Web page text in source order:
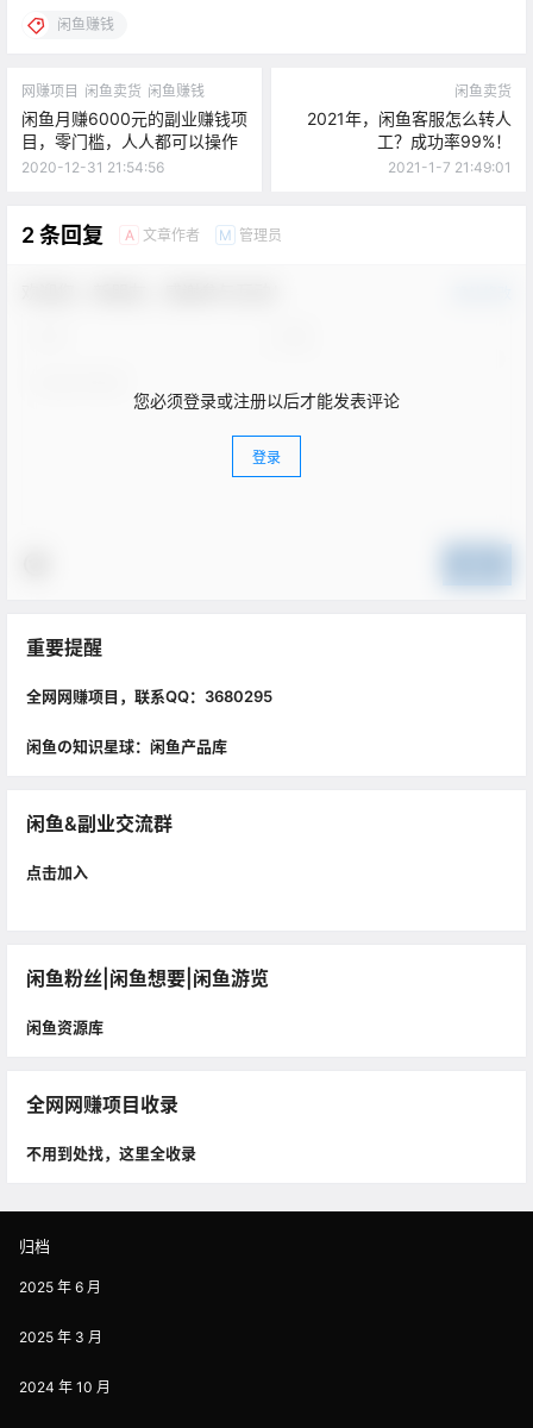
闲鱼赚钱
网赚项目 闲鱼卖货 闲鱼赚钱
闲鱼月赚6000元的副业赚钱项
目，零门槛，人人都可以操作
2020-12-31 21:54:56
闲鱼卖货
2021年，闲鱼客服怎么转人
工？成功率99%！
2021-1-7 21:49:01
2 条回复 A 文章作者 M 管理员
您必须登录或注册以后才能发表评论
登录
重要提醒
全网网赚项目，联系QQ：3680295
闲鱼の知识星球：闲鱼产品库
闲鱼&副业交流群
点击加入
闲鱼粉丝|闲鱼想要|闲鱼游览
闲鱼资源库
全网网赚项目收录
不用到处找，这里全收录
归档
2025 年 6 月
2025 年 3 月
2024 年 10 月